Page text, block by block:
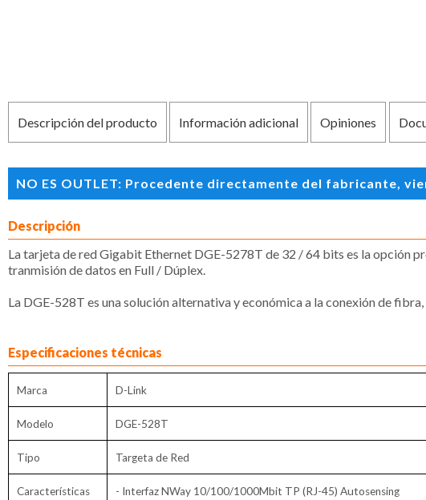
Descripción del producto Información adicional Opiniones
NO ES OUTLET: Procedente directamente del fabricante,
Descripción
La tarjeta de red Gigabit Ethernet DGE-5278T de 32 / 64 bits es la opción
tranmisión de datos en Full / Dúplex.
La DGE-528T es una solución alternativa y económica a la conexión de
Especificaciones técnicas
Marca D-Link
Modelo DGE-528T
Tipo Targeta de Red
Características
- Interfaz NWay 10/100/1000Mbit TP (RJ-45) Autosensing